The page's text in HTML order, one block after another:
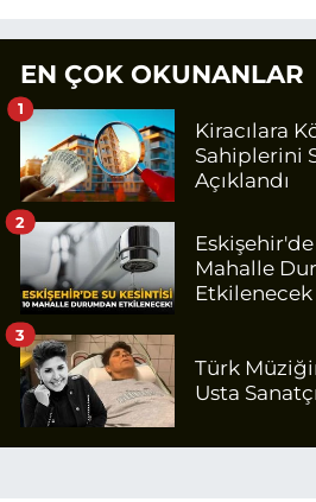
EN ÇOK OKUNANLAR
Kiracılara
Sahiplerini
Açıklandı
1
Mahalle
Etkilenecek
2
Türk
Usta
3